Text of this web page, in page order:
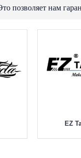
позволяет нам
EZ